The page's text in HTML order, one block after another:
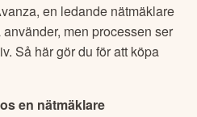
en ledande nätmäklare
men processen ser
Så här gör du för att köpa
en nätmäklare